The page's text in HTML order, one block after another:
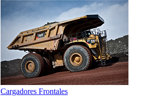
Cargadores Frontales